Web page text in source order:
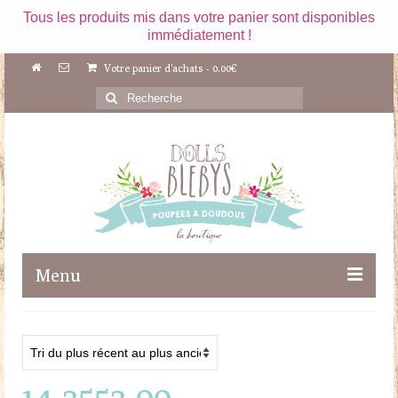
Tous les produits mis dans votre panier sont disponibles
immédiatement !
Votre panier d'achats - 0.00€
Rechercher
:
Menu
Maileg